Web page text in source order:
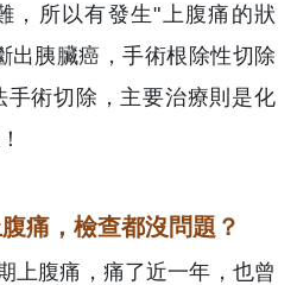
，所以有發生"上腹痛的狀
出胰臟癌，手術根除性切除
手術切除，主要治療則是化
痛，檢查都沒問題？
上腹痛，痛了近一年，也曾